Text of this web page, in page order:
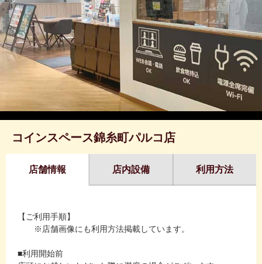
コインスペース錦糸町パルコ店
店舗情報 店内設備 利用方法
【ご利用手順】
※店舗画像にも利用方法掲載しています。
■利用開始前